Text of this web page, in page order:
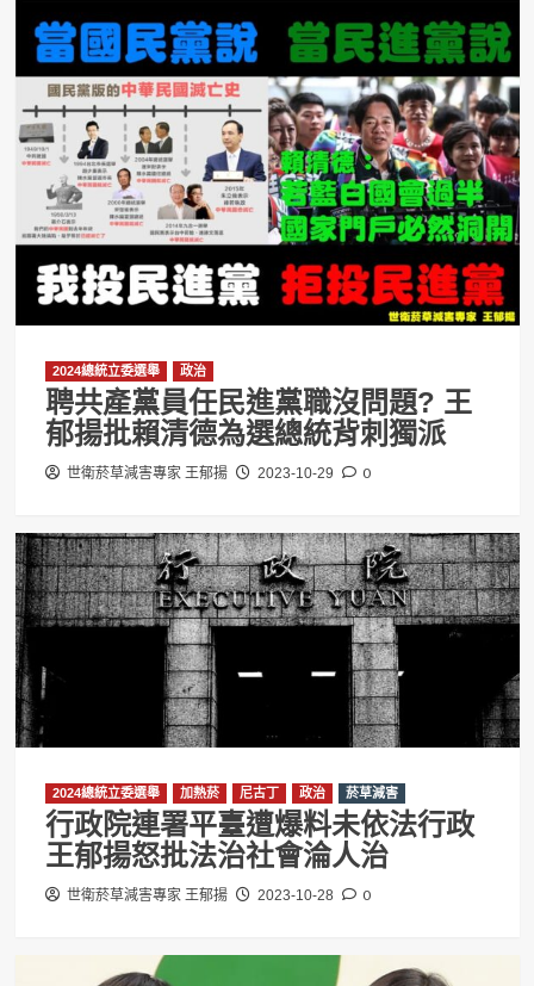
2024總統立委選舉 政治
聘共產黨員任民進黨職沒問題? 王
郁揚批賴清德為選總統背刺獨派
世衛菸草減害專家 王郁揚 2023-10-29 0
2024總統立委選舉 加熱菸 尼古丁 政治 菸草減害
行政院連署平臺遭爆料未依法行政
王郁揚怒批法治社會淪人治
世衛菸草減害專家 王郁揚 2023-10-28 0